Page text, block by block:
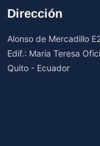
Dirección
Alonso de Mercadillo
Edif.: María Teresa
Quito - Ecuador